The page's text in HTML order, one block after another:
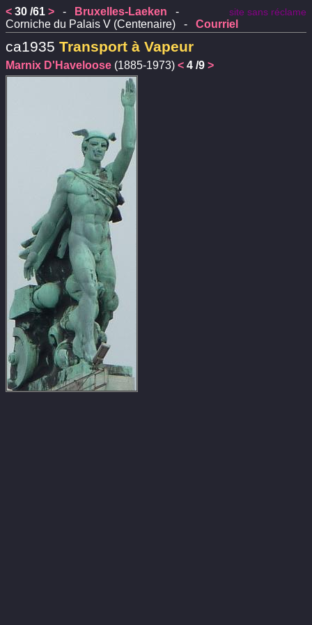
site sans réclame
< 30 /61 > - Bruxelles-Laeken -
Corniche du Palais V (Centenaire) - Courriel
ca1935 Transport à Vapeur
Marnix D'Haveloose (1885-1973) < 4 /9 >